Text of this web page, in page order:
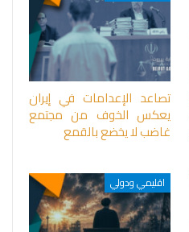
تصاعد الإعدامات في إيران
يعكس الخوف من مجتمع
غاضب لا يخضع بالقمع
اقليمي ودولي